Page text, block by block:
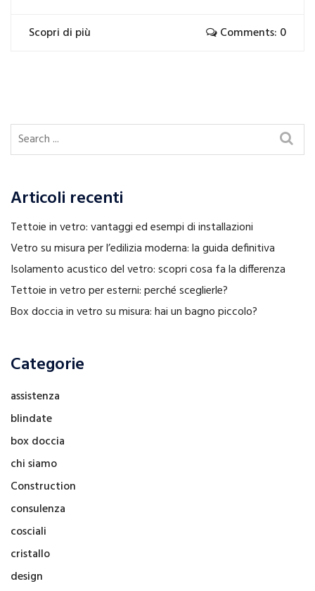
Scopri di più Comments: 0
Articoli recenti
Tettoie in vetro: vantaggi ed esempi di installazioni
Vetro su misura per l’edilizia moderna: la guida definitiva
Isolamento acustico del vetro: scopri cosa fa la differenza
Tettoie in vetro per esterni: perché sceglierle?
Box doccia in vetro su misura: hai un bagno piccolo?
Categorie
assistenza
blindate
box doccia
chi siamo
Construction
consulenza
cosciali
cristallo
design